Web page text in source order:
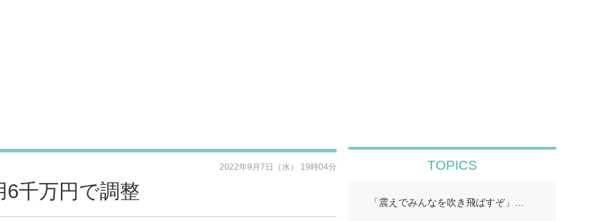
6千万円で調整
2022年9月7日（水） 19時04分 TOPICS
「震えでみんなを吹き飛ばすぞ」…